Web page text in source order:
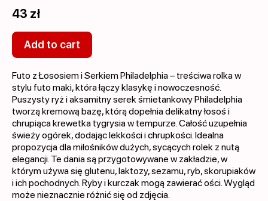
43 zł
Add to cart
Futo z Łososiem i Serkiem Philadelphia – treściwa rolka w
stylu futo maki, która łączy klasykę i nowoczesność.
Puszysty ryż i aksamitny serek śmietankowy Philadelphia
tworzą kremową bazę, którą dopełnia delikatny łosoś i
chrupiąca krewetka tygrysia w tempurze. Całość uzupełnia
świeży ogórek, dodając lekkości i chrupkości. Idealna
propozycja dla miłośników dużych, sycących rolek z nutą
elegancji. Te dania są przygotowywane w zakładzie, w
którym używa się glutenu, laktozy, sezamu, ryb, skorupiaków
i ich pochodnych. Ryby i kurczak mogą zawierać ości. Wygląd
może nieznacznie różnić się od zdjęcia.